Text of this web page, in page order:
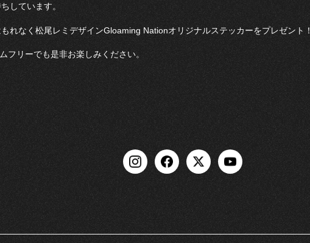
しています。
れなく松尾レミデザインGloaming Nationオリジナルステッカーをプレゼント！
フリーでも是非お楽しみください。